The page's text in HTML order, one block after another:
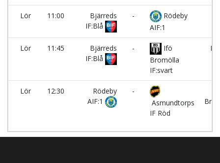
Lör 11:00
Bjärreds
IF:Blå
-
Rödeby
AIF:1
Lör 11:45
Bjärreds
IF:Blå
-
Ifö
Bromölla
IF:svart
Lör 12:30
Rödeby
AIF:1
-
Asmundtorps
IF Röd